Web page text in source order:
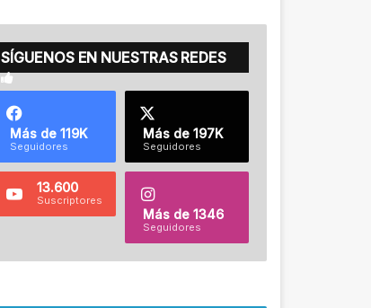
SÍGUENOS EN NUESTRAS REDES
Más de 119K
Seguidores
Más de 197K
Seguidores
13.600
Suscriptores
Más de 1346
Seguidores